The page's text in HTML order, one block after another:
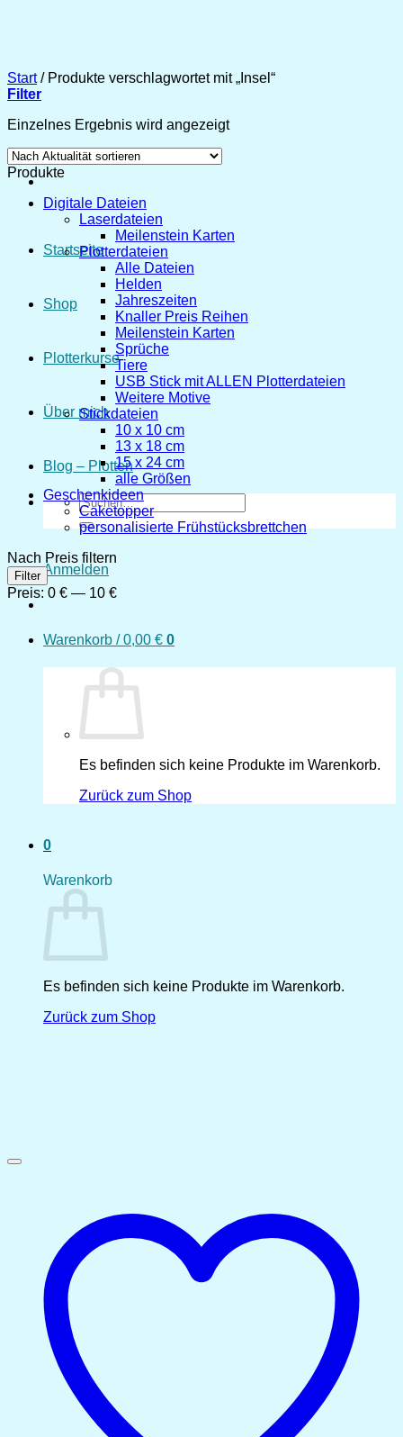
Startseite
Shop
Plotterkurse
Über mich
Blog – Plotten
Suchen
nach:
Anmelden
Warenkorb /0,00 € 0
Es befinden sich keine Produkte im Warenkorb.
Zurück zum Shop
0
Warenkorb
Es befinden sich keine Produkte im Warenkorb.
Zurück zum Shop
Start /Produkte verschlagwortet mit „Insel“
Filter
Einzelnes Ergebnis wird angezeigt
Produkte
Digitale Dateien
Laserdateien
Meilenstein Karten
Plotterdateien
Alle Dateien
Helden
Jahreszeiten
Knaller Preis Reihen
Meilenstein Karten
Sprüche
Tiere
USB Stick mit ALLEN Plotterdateien
Weitere Motive
Stickdateien
10 x 10 cm
13 x 18 cm
15 x 24 cm
alle Größen
Geschenkideen
Caketopper
personalisierte Frühstücksbrettchen
Nach Preis filtern
Min.
Preis
Max.
Preis
Filter
Preis: 0 € — 10 €